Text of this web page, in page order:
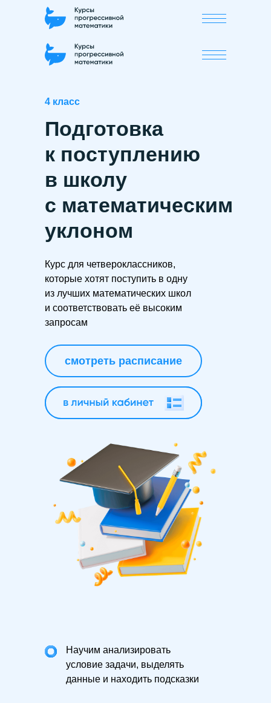
4 класс
Подготовка
к поступлению
в школу
с математическим
уклоном
Курс для четвероклассников,
которые хотят поступить в одну
из лучших математических школ
и соответствовать её высоким
запросам
смотреть расписание
Научим анализировать
условие задачи, выделять
данные и находить подсказки